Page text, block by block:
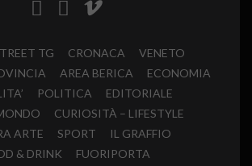
TG CRONACA
VENETO
AREA BERICA
ECONOMIA
POLITICA
EDITORIALE
CURIOSITÀ – LIFESTYLE
ARTE
SPORT
IL GRAFFIO
& DRINK
FUORIPORTA